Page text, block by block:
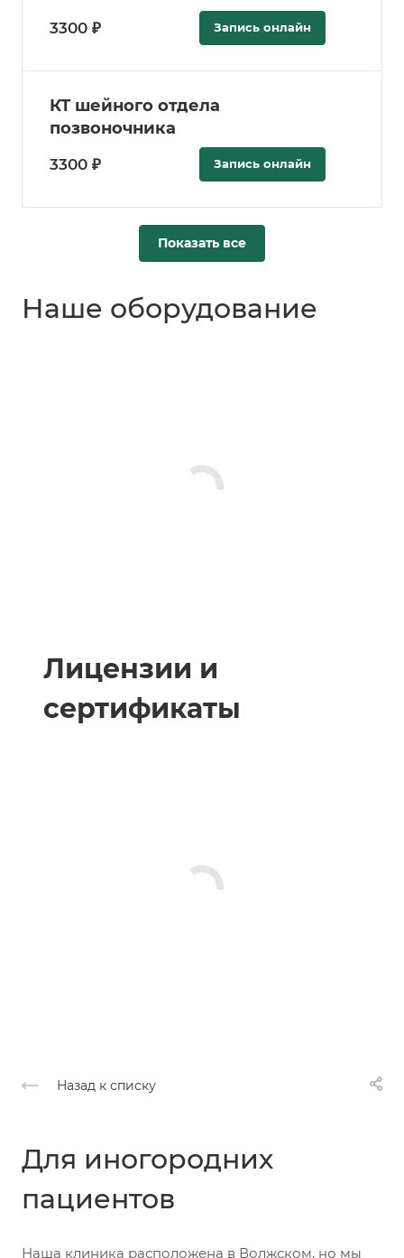
3300 ₽ Запись онлайн
КТ шейного отдела
позвоночника
3300 ₽ Запись онлайн
Показать все
Наше оборудование
Лицензии и
сертификаты
Назад к списку
Для иногородних
пациентов
Наша клиника расположена в Волжском, но мы